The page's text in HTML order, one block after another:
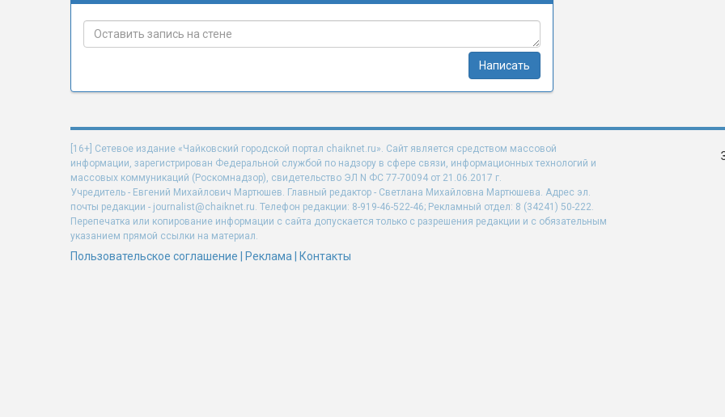
Написать
[16+] Сетевое издание «Чайковский городской портал chaiknet.ru». Сайт является средством массовой
информации, зарегистрирован Федеральной службой по надзору в сфере связи, информационных технологий и
массовых коммуникаций (Роскомнадзор), свидетельство ЭЛ N ФС 77-70094 от 21.06.2017 г.
Учредитель - Евгений Михайлович Мартюшев. Главный редактор - Светлана Михайловна Мартюшева. Адрес эл.
почты редакции - journalist@chaiknet.ru. Телефон редакции: 8-919-46-522-46; Рекламный отдел: 8 (34241) 50-222.
Перепечатка или копирование информации с сайта допускается только с разрешения редакции и с обязательным
указанием прямой ссылки на материал.
Пользовательское соглашение Реклама Контакты